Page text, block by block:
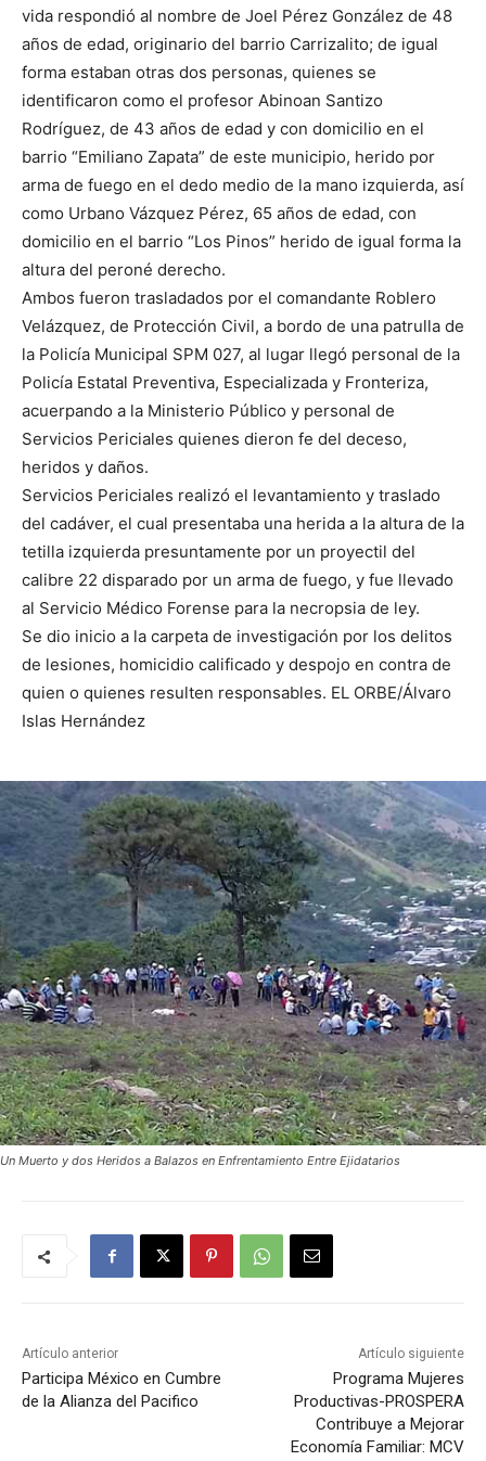
vida respondió al nombre de Joel Pérez González de 48
años de edad, originario del barrio Carrizalito; de igual
forma estaban otras dos personas, quienes se
identificaron como el profesor Abinoan Santizo
Rodríguez, de 43 años de edad y con domicilio en el
barrio “Emiliano Zapata” de este municipio, herido por
arma de fuego en el dedo medio de la mano izquierda, así
como Urbano Vázquez Pérez, 65 años de edad, con
domicilio en el barrio “Los Pinos” herido de igual forma la
altura del peroné derecho.
Ambos fueron trasladados por el comandante Roblero
Velázquez, de Protección Civil, a bordo de una patrulla de
la Policía Municipal SPM 027, al lugar llegó personal de la
Policía Estatal Preventiva, Especializada y Fronteriza,
acuerpando a la Ministerio Público y personal de
Servicios Periciales quienes dieron fe del deceso,
heridos y daños.
Servicios Periciales realizó el levantamiento y traslado
del cadáver, el cual presentaba una herida a la altura de la
tetilla izquierda presuntamente por un proyectil del
calibre 22 disparado por un arma de fuego, y fue llevado
al Servicio Médico Forense para la necropsia de ley.
Se dio inicio a la carpeta de investigación por los delitos
de lesiones, homicidio calificado y despojo en contra de
quien o quienes resulten responsables. EL ORBE/Álvaro
Islas Hernández
Un Muerto y dos Heridos a Balazos en Enfrentamiento Entre Ejidatarios
Artículo anterior
Participa México en Cumbre
de la Alianza del Pacifico
Artículo siguiente
Programa Mujeres
Productivas-PROSPERA
Contribuye a Mejorar
Economía Familiar: MCV